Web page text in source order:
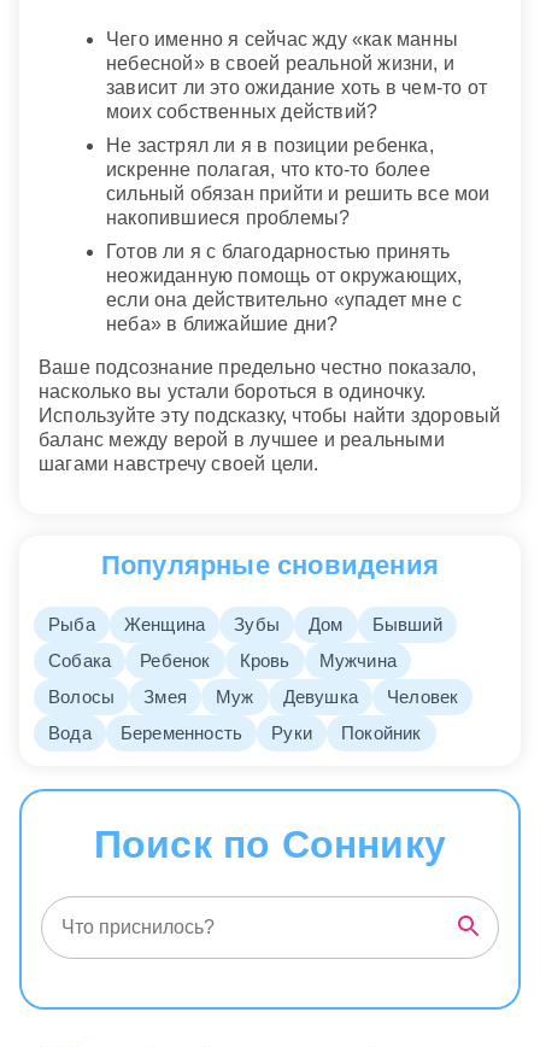
Чего именно я сейчас жду «как манны
небесной» в своей реальной жизни, и
зависит ли это ожидание хоть в чем-то от
моих собственных действий?
Не застрял ли я в позиции ребенка,
искренне полагая, что кто-то более
сильный обязан прийти и решить все мои
накопившиеся проблемы?
Готов ли я с благодарностью принять
неожиданную помощь от окружающих,
если она действительно «упадет мне с
неба» в ближайшие дни?
Ваше подсознание предельно честно показало,
насколько вы устали бороться в одиночку.
Используйте эту подсказку, чтобы найти здоровый
баланс между верой в лучшее и реальными
шагами навстречу своей цели.
Популярные сновидения
Рыба Женщина Зубы Дом
Бывший
Собака
Ребенок Кровь
Мужчина
Волосы
Змея Муж Девушка
Человек
Вода
Беременность Руки Покойник
Поиск по Соннику